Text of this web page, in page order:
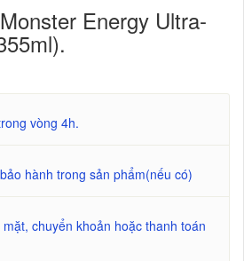
Energy Ultra-
vòng 4h.
hành trong sản phẩm(nếu có)
chuyển khoản hoặc thanh toán